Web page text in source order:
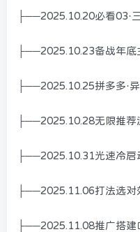
├──2025.10.20必看03·
├──2025.10.23备战年底
├──2025.10.25拼多多·
├──2025.10.28无限推荐
├──2025.10.31光速冷启
├──2025.11.06打法选对
├──2025.11.08推广搭建